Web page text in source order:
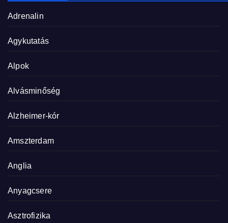
Adrenalin
Agykutatás
Alpok
Alvásminőség
Alzheimer-kór
Amszterdam
Anglia
Anyagcsere
Asztrofizika